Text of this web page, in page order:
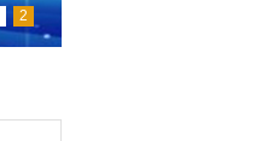
2